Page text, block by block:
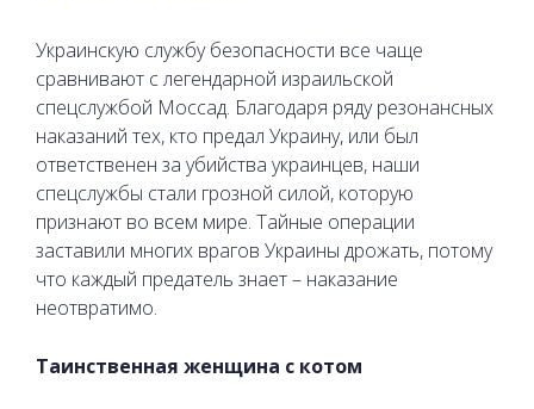
Украинскую службу безопасности все чаще
сравнивают с легендарной израильской
спецслужбой Моссад. Благодаря ряду резонансных
наказаний тех, кто предал Украину, или был
ответственен за убийства украинцев, наши
спецслужбы стали грозной силой, которую
признают во всем мире. Тайные операции
заставили многих врагов Украины дрожать, потому
что каждый предатель знает – наказание
неотвратимо.
Таинственная женщина с котом